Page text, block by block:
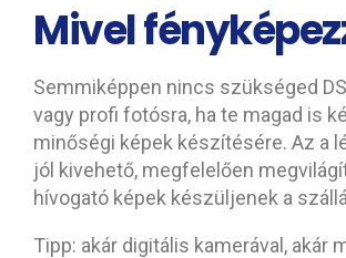
Mivel
Semmiképpen nincs szükséged
vagy profi fotósra, ha te magad is
minőségi képek készítésére. Az a
jól kivehető, megfelelően
hívogató képek készüljenek a
Tipp: akár digitális kamerával, akár